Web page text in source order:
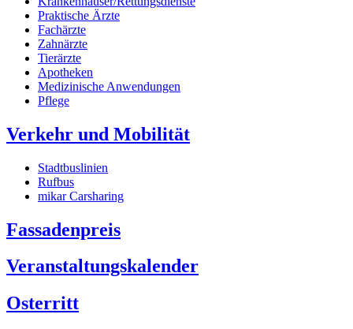
Praktische Ärzte
Fachärzte
Zahnärzte
Tierärzte
Apotheken
Medizinische Anwendungen
Pflege
Verkehr und Mobilität
Stadtbuslinien
Rufbus
mikar Carsharing
Fassadenpreis
Veranstaltungskalender
Osterritt